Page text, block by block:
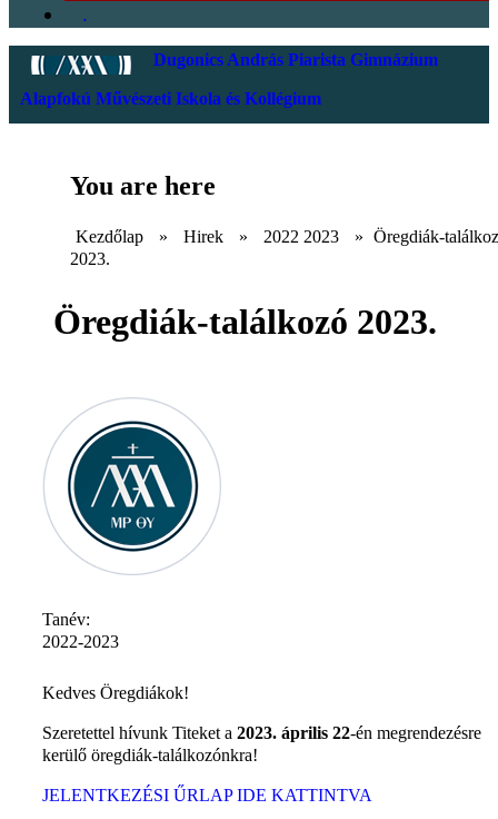
.
Dugonics András Piarista Gimnázium
Alapfokú Művészeti Iskola és Kollégium
You are here
Kezdőlap » Hirek » 2022 2023 » Öregdiák-
2023.
Öregdiák-találkozó 2023.
Tanév:
2022-2023
Kedves Öregdiákok!
Szeretettel hívunk Titeket a 2023. április 22-én megrendezésre
kerülő öregdiák-találkozónkra!
JELENTKEZÉSI ŰRLAP IDE KATTINTVA